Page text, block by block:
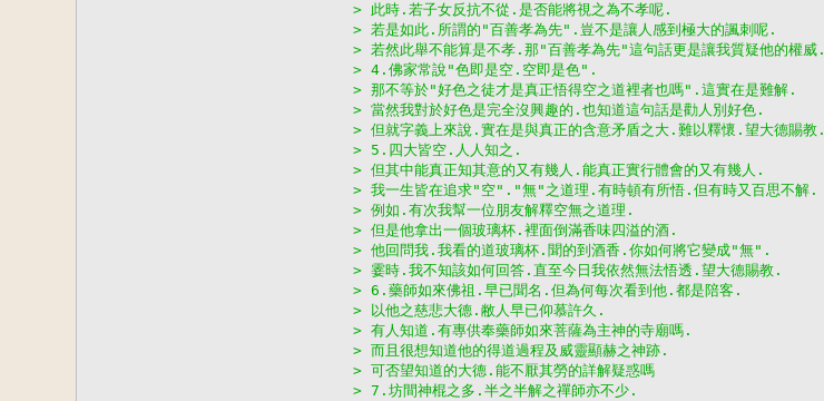
> 此時.若子女反抗不從.是否能將視之為不孝呢.
> 若是如此.所謂的"百善孝為先".豈不是讓人感到極大的諷刺呢.
> 若然此舉不能算是不孝.那"百善孝為先"這句話更是讓我質疑他的權威.
> 4.佛家常說"色即是空.空即是色".
> 那不等於"好色之徒才是真正悟得空之道裡者也嗎".這實在是難解.
> 當然我對於好色是完全沒興趣的.也知道這句話是勸人別好色.
> 但就字義上來說.實在是與真正的含意矛盾之大.難以釋懷.望大德賜教.
> 5.四大皆空.人人知之.
> 但其中能真正知其意的又有幾人.能真正實行體會的又有幾人.
> 我一生皆在追求"空"."無"之道理.有時頓有所悟.但有時又百思不解.
> 例如.有次我幫一位朋友解釋空無之道理.
> 但是他拿出一個玻璃杯.裡面倒滿香味四溢的酒.
> 他回問我.我看的道玻璃杯.聞的到酒香.你如何將它變成"無".
> 霎時.我不知該如何回答.直至今日我依然無法悟透.望大德賜教.
> 6.藥師如來佛祖.早已聞名.但為何每次看到他.都是陪客.
> 以他之慈悲大德.敝人早已仰慕許久.
> 有人知道.有專供奉藥師如來菩薩為主神的寺廟嗎.
> 而且很想知道他的得道過程及威靈顯赫之神跡.
> 可否望知道的大德.能不厭其勞的詳解疑惑嗎
> 7.坊間神棍之多.半之半解之禪師亦不少.